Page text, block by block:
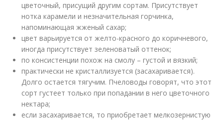
цветочный, присущий другим сортам. Присутствует
нотка карамели и незначительная горчинка,
напоминающая жженый сахар;
цвет варьируется от желто-красного до коричневого,
иногда присутствует зеленоватый оттенок;
по консистенции похож на смолу – густой и вязкий;
практически не кристаллизуется (засахаривается).
Долго остается тягучим. Пчеловоды говорят, что этот
сорт густеет только при попадании в него цветочного
нектара;
если засахаривается, то приобретает мелкозернистую